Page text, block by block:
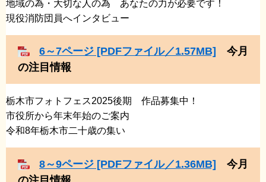
地域の為・大切な人の為 あなたの力が必要です！
​現役消防団員へインタビュー
6～7ページ [PDFファイル／1.57MB]
今月
の注目情報
栃木市フォトフェス2025後期 作品募集中！
市役所から年末年始のご案内
​令和8年栃木市二十歳の集い
8～9ページ [PDFファイル／1.36MB] 今月